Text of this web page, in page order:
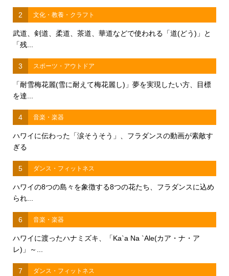
2 文化・教養・クラフト
武道、剣道、柔道、茶道、華道などで使われる「道(どう)」と
「残...
3 スポーツ・アウトドア
「耐雪梅花麗(雪に耐えて梅花麗し)」夢を実現したい方、目標
を達...
4 音楽・楽器
ハワイに伝わった「涙そうそう」、フラダンスの動画が素敵す
ぎる
5 ダンス・フィットネス
ハワイの8つの島々を象徴する8つの花たち、フラダンスに込め
られ...
6 音楽・楽器
ハワイに渡ったハナミズキ、「Ka`a Na `Ale(カア・ナ・ア
レ)」～...
7 ダンス・フィットネス